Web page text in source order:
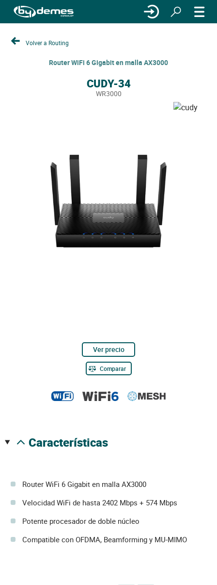
Volver a Routing
Router WiFi 6 Gigabit en malla AX3000
CUDY-34
WR3000
Ver precio
Comparar
características
Router WiFi 6 Gigabit en malla AX3000
Velocidad WiFi de hasta 2402 Mbps + 574 Mbps
Potente procesador de doble núcleo
Compatible con OFDMA, Beamforming y MU-MIMO